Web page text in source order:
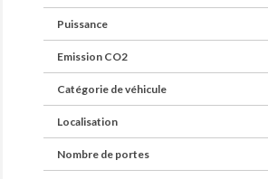
Puissance
Emission CO2
Catégorie de véhicule
Localisation
Nombre de portes